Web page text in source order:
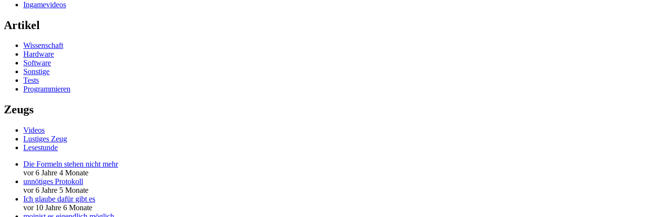
Ingamevideos
Artikel
Wissenschaft
Hardware
Software
Sonstige
Tests
Programmieren
Zeugs
Videos
Lustiges Zeug
Lesestunde
Die Formeln stehen nicht mehr
vor 6 Jahre 4 Monate
unnötiges Protokoll
vor 6 Jahre 5 Monate
Ich glaube dafür gibt es
vor 10 Jahre 6 Monate